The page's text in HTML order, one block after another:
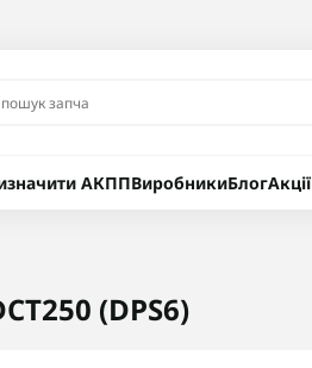
АКППВиробникиБлогАкції
(DPS6)